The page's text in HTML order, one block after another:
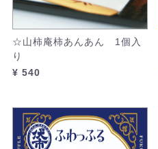
☆山柿庵柿あんあん 1個入
り
¥ 540